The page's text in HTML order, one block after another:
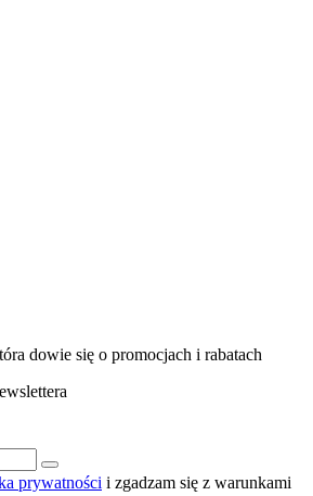
dowie się o promocjach i rabatach
prywatności i zgadzam się z warunkami